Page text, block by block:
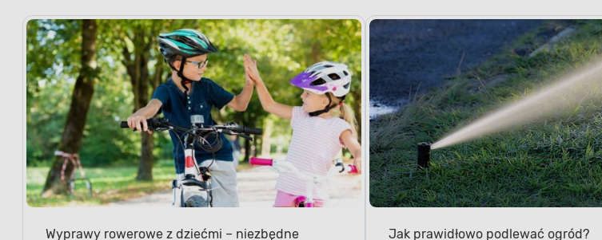
Wyprawy rowerowe z dziećmi – niezbędne
Jak prawidłowo podlewać ogród?